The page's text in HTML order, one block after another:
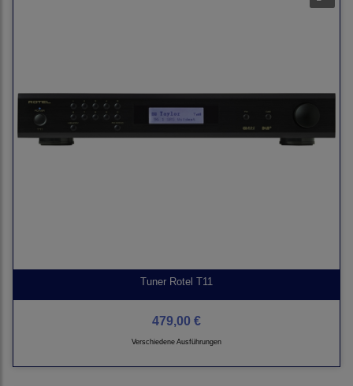
Tuner Rotel T11
479,00 €
Verschiedene Ausführungen